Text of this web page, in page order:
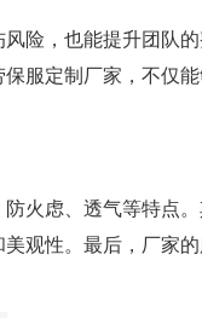
险，也能提升团队
服定制厂家，不仅
火虑、透气等特点
观性。最后，厂家